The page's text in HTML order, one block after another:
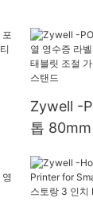
Zywell -
톱 80mm
블릿 조
탠드 프